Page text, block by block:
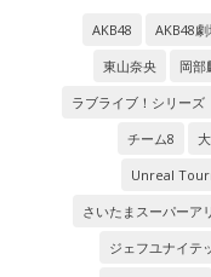
AKB48 AKB48
東山奈央
岡部
ラブライブ！シリーズ
チーム8
Unreal
さいたまスーパーア
ジェフユナイテ